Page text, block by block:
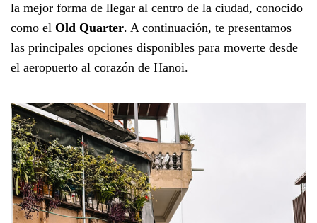
la mejor forma de llegar al centro de la ciudad, conocido
como el Old Quarter. A continuación, te presentamos
las principales opciones disponibles para moverte desde
el aeropuerto al corazón de Hanoi.